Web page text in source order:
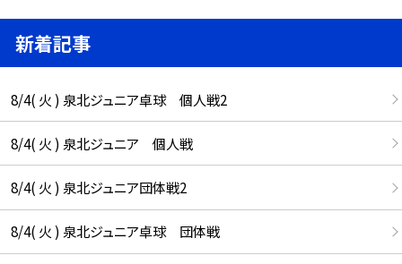
新着記事
8/4( 火 ) 泉北ジュニア卓球 個人戦2
8/4( 火 ) 泉北ジュニア 個人戦
8/4( 火 ) 泉北ジュニア団体戦2
8/4( 火 ) 泉北ジュニア卓球 団体戦